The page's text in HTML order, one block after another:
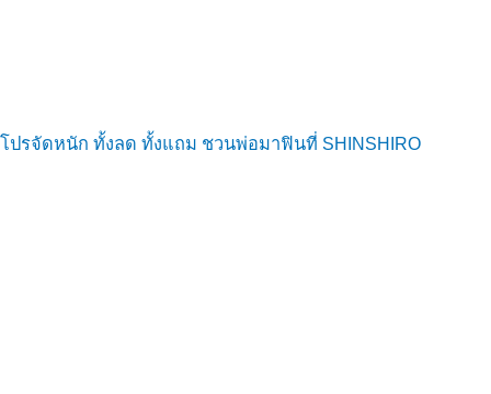
โปรจัดหนัก ทั้งลด ทั้งแถม ชวนพ่อมาฟินที่ SHINSHIRO